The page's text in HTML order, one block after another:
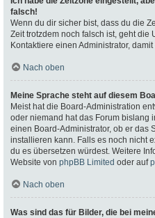
falsch!
Wenn du dir sicher bist, dass du die
Zeit trotzdem noch falsch ist, geht die
Kontaktiere einen Administrator,
Nach oben
Meine Sprache steht auf diesem
Meist hat die Board-Administration
oder niemand hat das Forum bislang
einen Board-Administrator, ob er das
installieren kann. Falls es noch nicht
du es übersetzen würdest. Weitere
Website von phpBB Limited oder auf
Nach oben
Was sind das für Bilder, die bei